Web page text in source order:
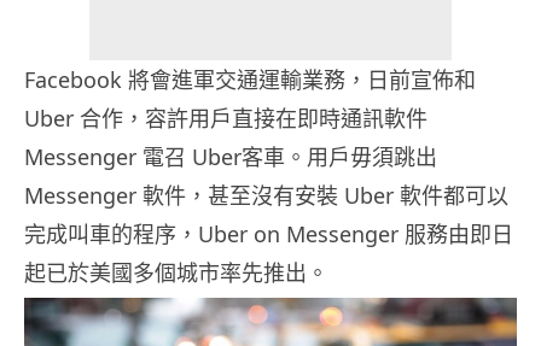
Facebook 將會進軍交通運輸業務，日前宣佈和
Uber 合作，容許用戶直接在即時通訊軟件
Messenger 電召 Uber客車。用戶毋須跳出
Messenger 軟件，甚至沒有安裝 Uber 軟件都可以
完成叫車的程序，Uber on Messenger 服務由即日
起已於美國多個城市率先推出。